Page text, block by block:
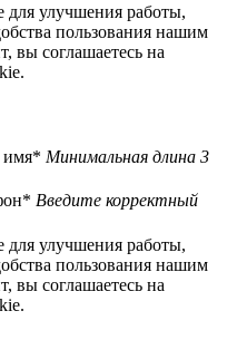
улучшения работы,
пользования нашим
вы соглашаетесь на
Минимальная длина 3
Введите корректный
улучшения работы,
пользования нашим
вы соглашаетесь на